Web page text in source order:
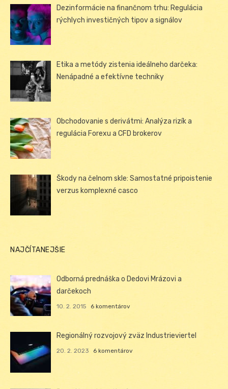
Dezinformácie na finančnom trhu: Regulácia
rýchlych investičných tipov a signálov
Etika a metódy zistenia ideálneho darčeka:
Nenápadné a efektívne techniky
Obchodovanie s derivátmi: Analýza rizík a
regulácia Forexu a CFD brokerov
Škody na čelnom skle: Samostatné pripoistenie
verzus komplexné casco
NAJČÍTANEJŠIE
Odborná prednáška o Dedovi Mrázovi a
darčekoch
10. 2. 2015 6 komentárov
Regionálný rozvojový zväz Industrieviertel
20. 2. 2023 6 komentárov